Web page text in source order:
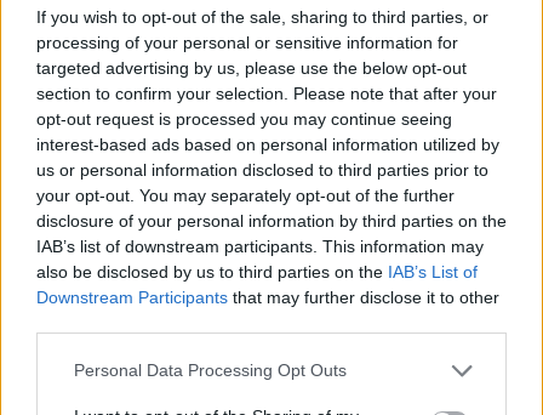
If you wish to opt-out of the sale, sharing to third parties, or
processing of your personal or sensitive information for
targeted advertising by us, please use the below opt-out
section to confirm your selection. Please note that after your
opt-out request is processed you may continue seeing
interest-based ads based on personal information utilized by
us or personal information disclosed to third parties prior to
your opt-out. You may separately opt-out of the further
disclosure of your personal information by third parties on the
IAB’s list of downstream participants. This information may
also be disclosed by us to third parties on the IAB’s List of
Downstream Participants that may further disclose it to other
Personal Data Processing Opt Outs
Mercedes-AMG GT 53 4-Door Coupe: Το αμιγώς
ηλεκτρικό GT με…
6.8.2026